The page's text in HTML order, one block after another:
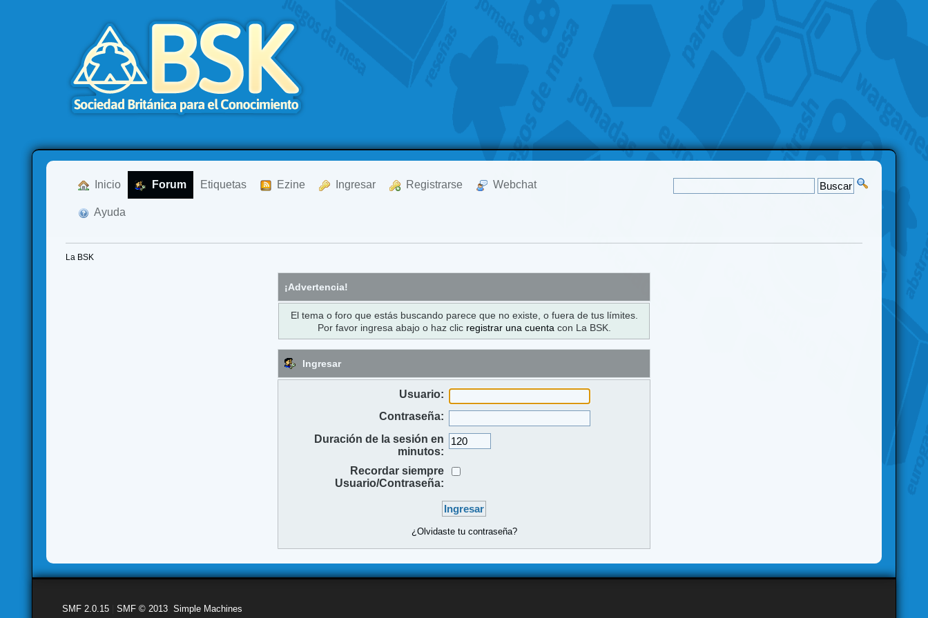
Inicio Forum Etiquetas Ezine Ingresar Registrarse Webchat
Ayuda
La BSK
¡Advertencia!
El tema o foro que estás buscando parece que no existe, o fuera de tus límites.
Por favor ingresa abajo o haz clic registrar una cuenta con La BSK.
Ingresar
Usuario:
Contraseña:
Duración de la sesión en
minutos:
Recordar siempre
Usuario/Contraseña:
¿Olvidaste tu contraseña?
SMF 2.0.15 |SMF © 2013 ,Simple Machines